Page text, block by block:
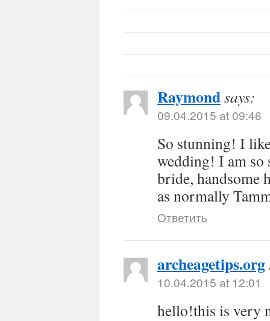
Raymondsays:
09.04.2015 at 09:46
So stunning! I
wedding! I am so
bride, handsome
as normally
Ответить
archeagetips.org
10.04.2015 at 12:01
hello!this is very